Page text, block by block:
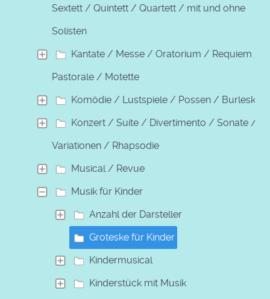
Sextett / Quintett / Quartett / mit und ohne
Solisten
Kantate / Messe / Oratorium / Requiem /
Pastorale / Motette
Komödie / Lustspiele / Possen / Burleske
Konzert / Suite / Divertimento / Sonate /
Variationen / Rhapsodie
Musical / Revue
Musik für Kinder
Anzahl der Darsteller
Groteske für Kinder
Kindermusical
Kinderstück mit Musik